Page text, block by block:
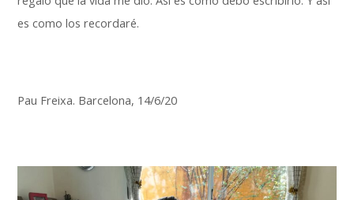
es como los recordaré.
Pau Freixa. Barcelona, 14/6/20